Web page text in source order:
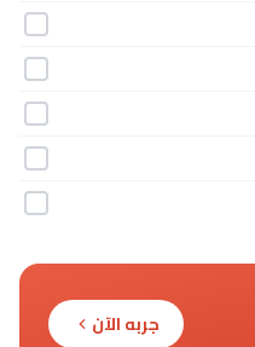
جربه الآن